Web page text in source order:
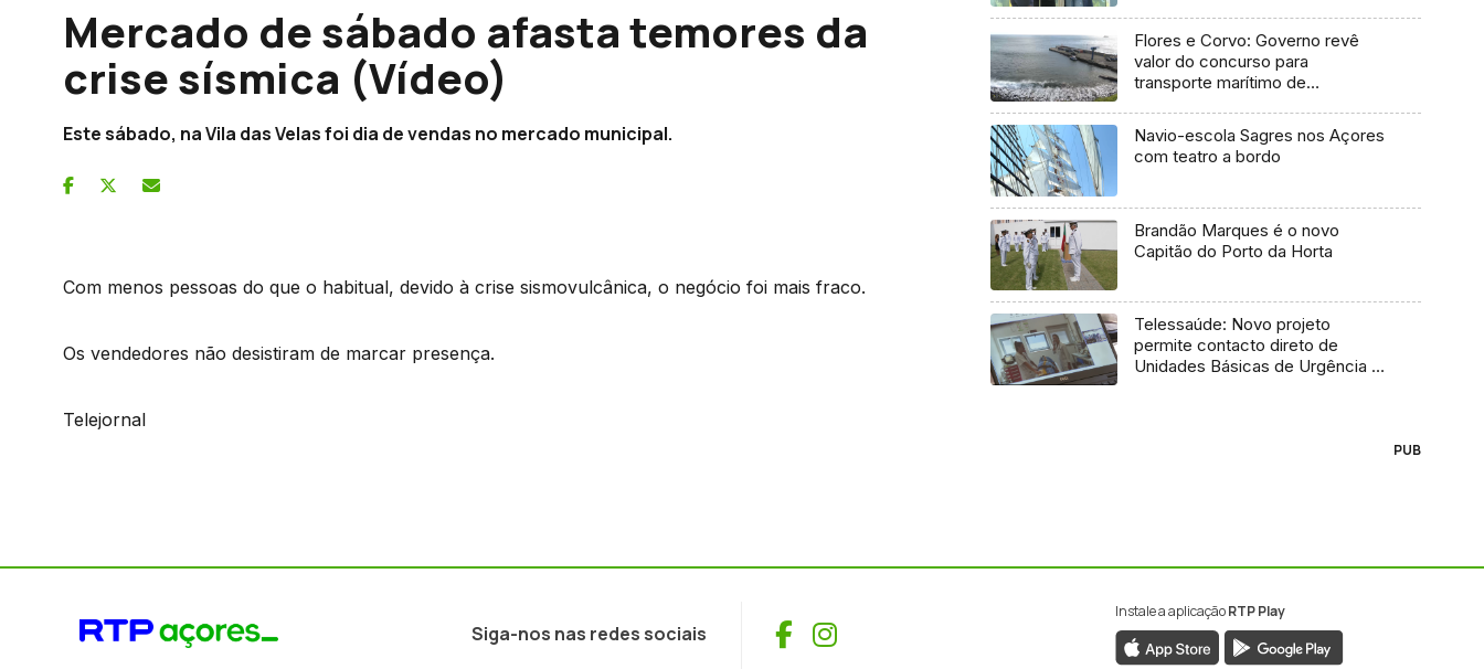
Mercado de sábado afasta temores da
crise sísmica (Vídeo)
Este sábado, na Vila das Velas foi dia de vendas no mercado municipal.
Com menos pessoas do que o habitual, devido à crise sismovulcânica, o negócio foi mais fraco.
Os vendedores não desistiram de marcar presença.
Telejornal
Flores e Corvo: Governo revê
valor do concurso para
transporte marítimo de
Navio-escola Sagres nos Açores
com teatro a bordo
Brandão Marques é o novo
Capitão do Porto da Horta
Telessaúde: Novo projeto
permite contacto direto de
Unidades Básicas de Urgência e
PUB
Siga-nos nas redes sociais Facebook
Instagram
Instale a aplicaçãoRTP Play